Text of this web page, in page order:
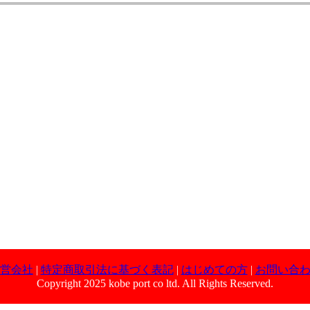
会社 | 特定商取引法に基づく表記| はじめての方| お問い合
Copyright 2025 kobe port co ltd. All Rights Reserved.